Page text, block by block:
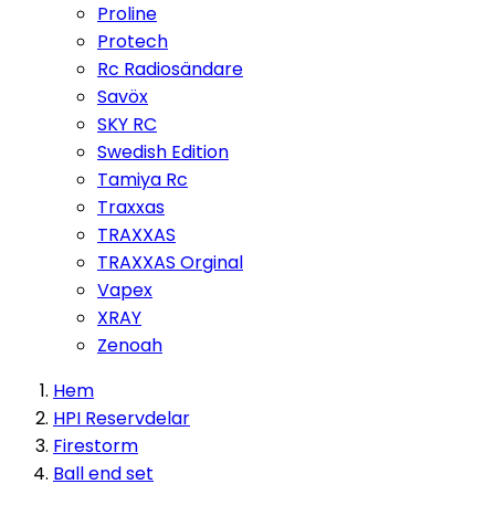
Proline
Protech
Rc Radiosändare
Savöx
SKY RC
Swedish Edition
Tamiya Rc
Traxxas
TRAXXAS
TRAXXAS Orginal
Vapex
XRAY
Zenoah
Hem
HPI Reservdelar
Firestorm
Ball end set